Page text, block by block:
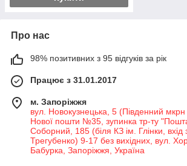
Про нас
98% позитивних з 95 відгуків за рік
Працює з 31.01.2017
м. Запоріжжя
вул. Новокузнецька, 5 (Південний мкрн
Нової пошти №35, зупинка тр-ту
Соборний, 185 (біля КЗ ім. Глінки, вхід
Трегубенко) 9-17 без вихідних, вул.
Бабурка, Запоріжжя, Україна